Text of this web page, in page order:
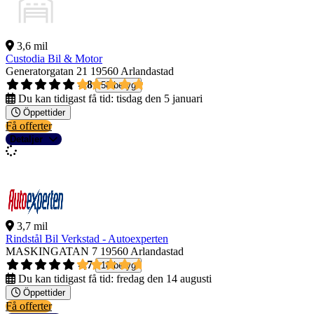
3,6 mil
Custodia Bil & Motor
Generatorgatan 21 19560 Arlandastad
4,8
58 betyg
Du kan tidigast få tid: tisdag den 5 januari
Öppettider
Få offerter
Detaljer
3,7 mil
Rindstål Bil Verkstad - Autoexperten
MASKINGATAN 7 19560 Arlandastad
4,7
18 betyg
Du kan tidigast få tid: fredag den 14 augusti
Öppettider
Få offerter